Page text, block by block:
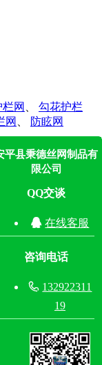
网
勾花护栏
网 防眩网
平县秉德丝网制品有
限公司
QQ交谈
 在线客服
咨询电话
 132922311
19